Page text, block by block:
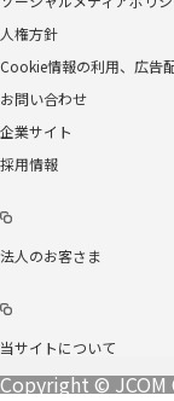
人権方針
Cookie情報の利用、広告
お問い合わせ
企業サイト
採用情報
法人のお客さま
当サイトについて
Copyright © JCOM